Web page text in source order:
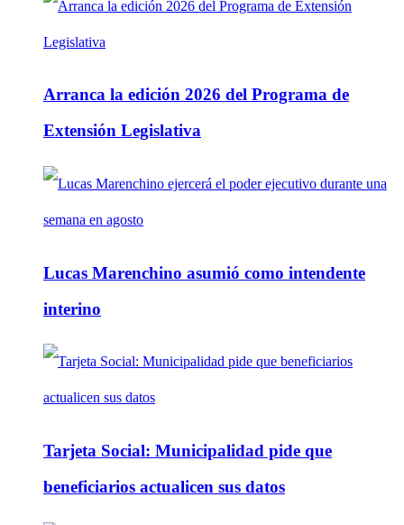
Arranca la edición 2026 del Programa de
Extensión Legislativa
Lucas Marenchino asumió como intendente
interino
Tarjeta Social: Municipalidad pide que
beneficiarios actualicen sus datos